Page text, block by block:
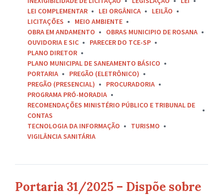
LEI COMPLEMENTAR
LEI ORGÂNICA
LEILÃO
LICITAÇÕES
MEIO AMBIENTE
OBRA EM ANDAMENTO
OBRAS MUNICIPIO DE ROSANA
OUVIDORIA E SIC
PARECER DO TCE-SP
PLANO DIRETOR
PLANO MUNICIPAL DE SANEAMENTO BÁSICO
PORTARIA
PREGÃO (ELETRÔNICO)
PREGÃO (PRESENCIAL)
PROCURADORIA
PROGRAMA PRÓ-MORADIA
RECOMENDAÇÕES MINISTÉRIO PÚBLICO E TRIBUNAL DE
CONTAS
TECNOLOGIA DA INFORMAÇÃO
TURISMO
VIGILÂNCIA SANITÁRIA
Portaria 31/2025 – Dispõe sobre